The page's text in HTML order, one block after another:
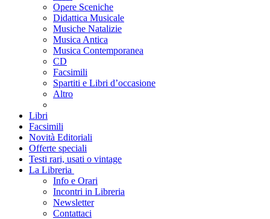
Opere Sceniche
Didattica Musicale
Musiche Natalizie
Musica Antica
Musica Contemporanea
CD
Facsimili
Spartiti e Libri d’occasione
Altro
Libri
Facsimili
Novità Editoriali
Offerte speciali
Testi rari, usati o vintage
La Libreria
Info e Orari
Incontri in Libreria
Newsletter
Contattaci